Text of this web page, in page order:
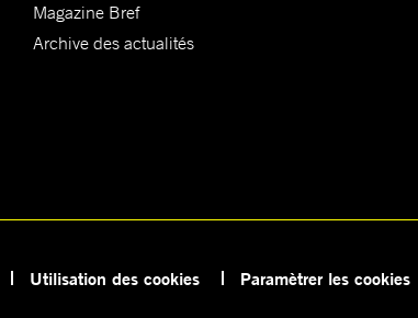
Magazine Bref
Archive des actualités
Utilisation des cookies Paramètrer les cookies